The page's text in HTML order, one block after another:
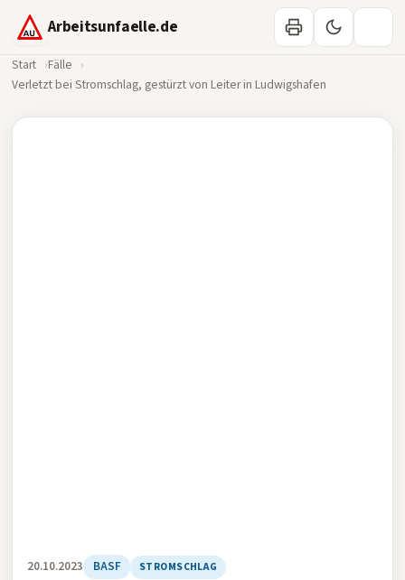
Arbeitsunfaelle.de
Start
Fälle
Verletzt bei Stromschlag, gestürzt von Leiter in Ludwigshafen
20.10.2023 BASF STROMSCHLAG